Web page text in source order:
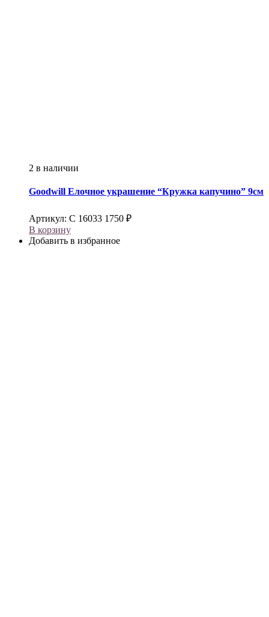
2 в наличии
Goodwill Елочное украшение “Кружка капучино” 9см
Артикул: С 16033 1750 ₽
В корзину
Добавить в избранное